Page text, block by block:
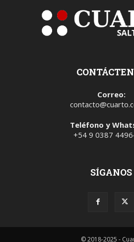
Correo:
Teléfono y
+54 9 0387
SÍGANOS
© 2018-2025 -